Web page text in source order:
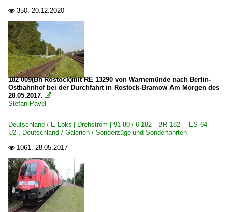
E-Loks | Drehstrom | 91 80
6 101 BR 101 Werbeloks
6 152 BR 152 ·ES 64 F· Werbeloks
E-Loks | konventionell
6 155 BR 155 DR 250 'Energiecontainer'
Sonderzüge und Sonderfahrten
Autotransportzüge
Gemischte Güterzüge
KLV Containerzüge
 350. 20.12.2020
182 009(Bh Rostock)mit RE 13290 von Warnemünde nach Berlin-
Ostbahnhof bei der Durchfahrt in Rostock-Bramow Am Morgen des
28.05.2017. 
Stefan Pavel
Deutschland / E-Loks | Drehstrom | 91 80 / 6 182 BR 182 ·ES 64
U2·, Deutschland / Galerien / Sonderzüge und Sonderfahrten
 1061. 28.05.2017